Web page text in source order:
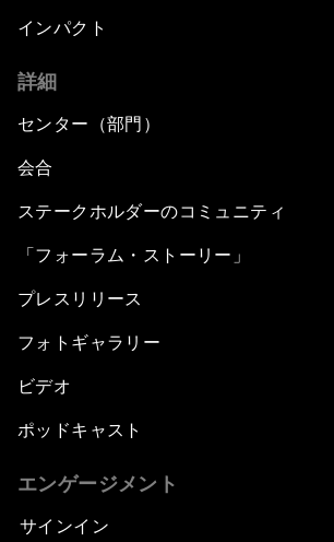
インパクト
詳細
センター（部門）
会合
ステークホルダーのコミュニティ
「フォーラム・ストーリー」
プレスリリース
フォトギャラリー
ビデオ
ポッドキャスト
エンゲージメント
サインイン